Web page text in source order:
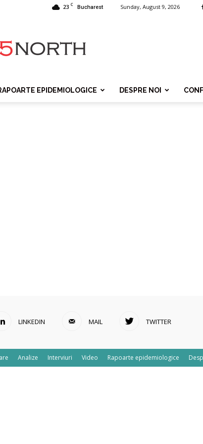
23 C Bucharest Sunday, August 9, 2026
EPIDEMIOLOGICE DESPRE NOI
LINKEDIN MAIL TWITTER
Analize Interviuri Video Rapoarte epidemiologice